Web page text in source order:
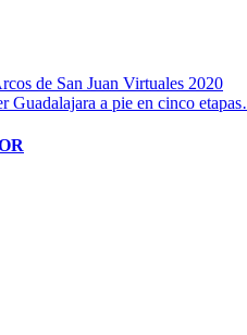
de San Juan Virtuales 2020
Guadalajara a pie en cinco